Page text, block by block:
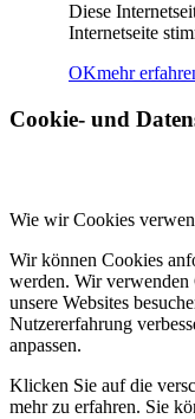
Link zu
Diese
Internetseite
OKmehr
Cookie- und
Wie wir Cookies
Wir können Cookies
werden. Wir
unsere Websites
Nutzererfahrung
anpassen.
Klicken Sie auf die
mehr zu erfahren. Sie